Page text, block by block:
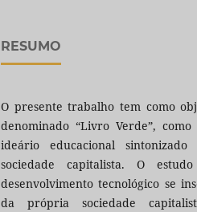
RESUMO
O presente trabalho tem como
denominado “Livro Verde”,
ideário educacional
sociedade capitalista. O
desenvolvimento tecnológico se
da própria sociedade